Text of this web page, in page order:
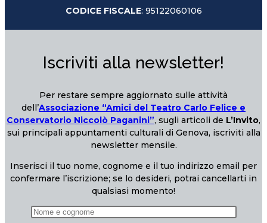
CODICE FISCALE: 95122060106
Iscriviti alla newsletter!
Per restare sempre aggiornato sulle attività
dell’Associazione “Amici del Teatro Carlo Felice e
Conservatorio Niccolò Paganini”, sugli articoli de L’Invito,
sui principali appuntamenti culturali di Genova, iscriviti alla
newsletter mensile.
Inserisci il tuo nome, cognome e il tuo indirizzo email per
confermare l’iscrizione; se lo desideri, potrai cancellarti in
qualsiasi momento!